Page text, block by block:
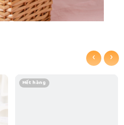
Hết hàng
‹ ›